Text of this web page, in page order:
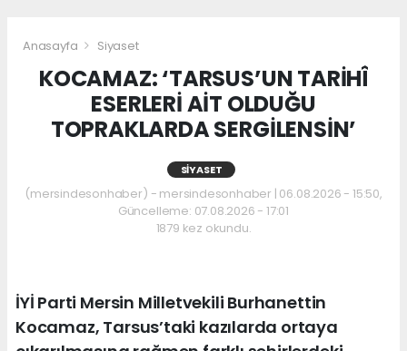
Anasayfa Siyaset
KOCAMAZ: ‘TARSUS’UN TARİHÎ
ESERLERİ AİT OLDUĞU
TOPRAKLARDA SERGİLENSİN’
SIYASET
(mersindesonhaber) - mersindesonhaber | 06.08.2026 - 15:50,
Güncelleme: 07.08.2026 - 17:01
1879 kez okundu.
İYİ Parti Mersin Milletvekili Burhanettin
Kocamaz, Tarsus’taki kazılarda ortaya